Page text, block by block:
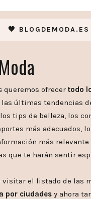
🧡 BLOGDEMODA.ES
queremos ofrecer todo
las últimas tendencias
tips de belleza, los
más adecuados,
más relevante
que te harán sentir
visitar el listado de las
por ciudades y ahora